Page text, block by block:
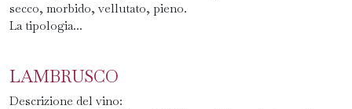
secco, morbido, vellutato, pieno.
La tipologia...
LAMBRUSCO
Descrizione del vino: